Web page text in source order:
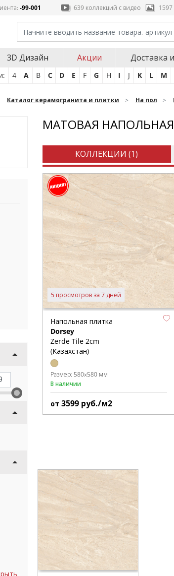
-99-001 639 коллекций с видео
3D Дизайн Акции Доставка
4 A B C D E F G H I J K L M
Каталог керамогранита и плитки На пол
МАТОВАЯ НАПОЛЬНАЯ
КОЛЛЕКЦИИ (1)
5 просмотров за 7 дней
Напольная плитка
Dorsey
Zerde Tile 2cm
(Казахстан)
Размер: 580x580 мм
В наличии
от 3599 руб./м2